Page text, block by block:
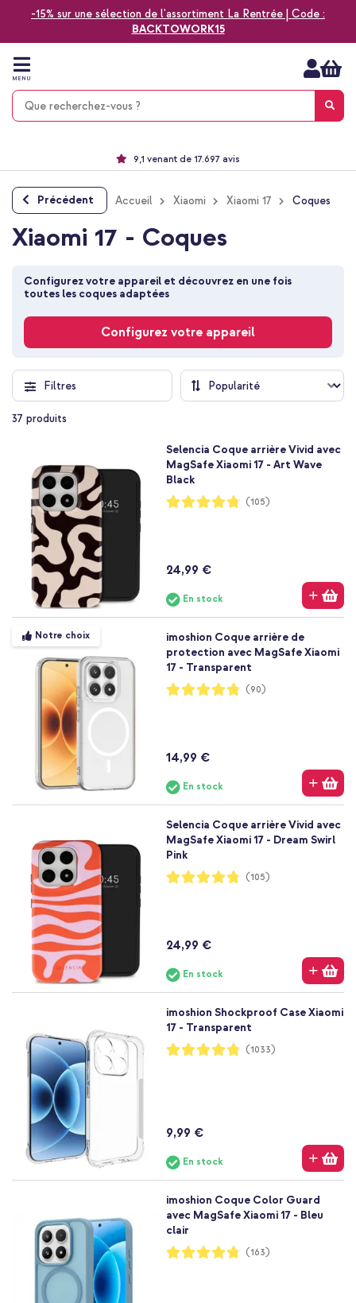
-15% sur une sélection de l'assortiment La Rentrée | Code :
BACKTOWORK15
Aller
contenu
MENU
Choisissez entre la livraison à domicile, rapide ou en point relais
9,1 venant de 17.697 avis
Précédent Accueil Xiaomi Xiaomi 17 Coques
Xiaomi 17 - Coques
Configurez votre appareil et découvrez en une fois
toutes les coques adaptées
Configurez votre appareil
Filtres
37 produits
Selencia Coque arrière Vivid avec
MagSafe Xiaomi 17 - Art Wave
Black
Notation:
95%
(105)
24,99 €
En stock
Notre choix
imoshion Coque arrière de
protection avec MagSafe Xiaomi
17 - Transparent
Notation:
96%
(90)
14,99 €
En stock
Selencia Coque arrière Vivid avec
MagSafe Xiaomi 17 - Dream Swirl
Pink
Notation:
95%
(105)
24,99 €
En stock
imoshion Shockproof Case Xiaomi
17 - Transparent
Notation:
96%
(1033)
9,99 €
En stock
imoshion Coque Color Guard
avec MagSafe Xiaomi 17 - Bleu
clair
Notation:
95%
(163)